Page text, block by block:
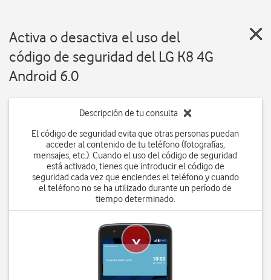
Activa o desactiva el uso del
código de seguridad del LG K8 4G
Android 6.0
Descripción de tu consulta
El código de seguridad evita que otras personas puedan
acceder al contenido de tu teléfono (fotografías,
mensajes, etc.). Cuando el uso del código de seguridad
está activado, tienes que introducir el código de
seguridad cada vez que enciendes el teléfono y cuando
el teléfono no se ha utilizado durante un período de
tiempo determinado.